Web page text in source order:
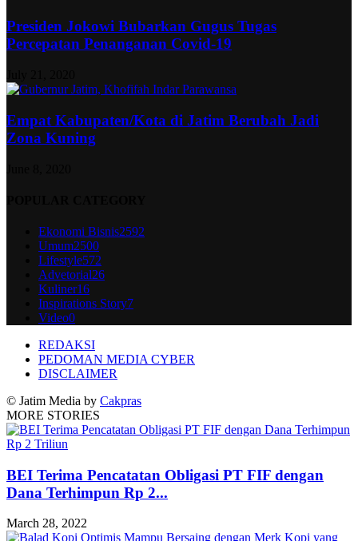
Presiden Jokowi Bubarkan Gugus Tugas
Percepatan Penanganan Covid-19
Empat Kabupaten/Kota di Jatim Berubah Jadi
Zona Kuning
Ekonomi Bisnis2592
Umum2500
Lifestyle572
Advetorial26
Kuliner16
Inspirations Story7
Video0
REDAKSI
PEDOMAN MEDIA CYBER
DISCLAIMER
© Jatim Media by Cakpras
MORE STORIES
BEI Terima Pencatatan Obligasi PT FIF dengan
Dana Terhimpun Rp 2...
March 28, 2022